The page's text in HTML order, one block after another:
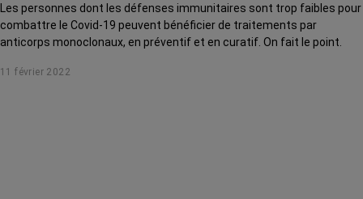
Les personnes dont les défenses immunitaires sont trop faibles pour
combattre le Covid-19 peuvent bénéficier de traitements par
anticorps monoclonaux, en préventif et en curatif. On fait le point.
11 février 2022